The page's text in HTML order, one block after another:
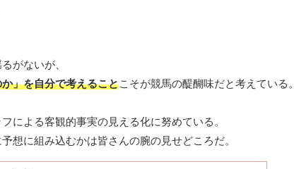
がないが、
」を自分で考えることこそが競馬の醍醐味だと考えている。
による客観的事実の見える化に努めている。
想に組み込むかは皆さんの腕の見せどころだ。